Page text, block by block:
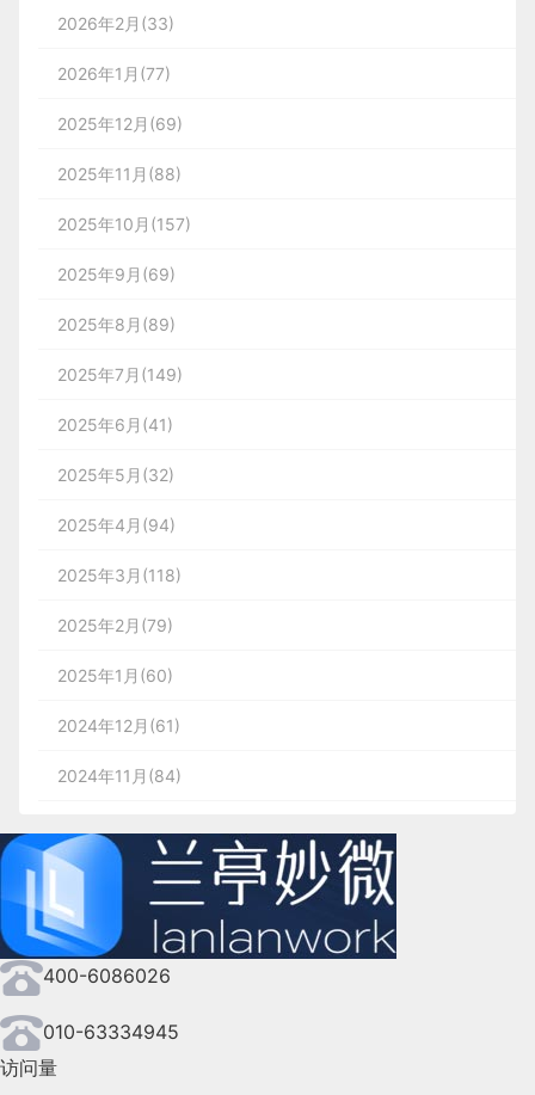
2026年2月(33)
2026年1月(77)
2025年12月(69)
2025年11月(88)
2025年10月(157)
2025年9月(69)
2025年8月(89)
2025年7月(149)
2025年6月(41)
2025年5月(32)
2025年4月(94)
2025年3月(118)
2025年2月(79)
2025年1月(60)
2024年12月(61)
2024年11月(84)
2024年9月(144)
2024年8月(164)
2024年7月(107)
2024年6月(63)
400-6086026
010-63334945
访问量